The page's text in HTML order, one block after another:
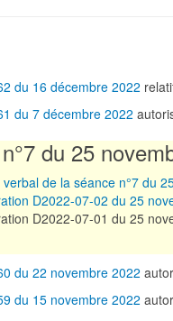
du 16 décembre 2022
du 7 décembre 2022
du 25
verbal de la séance n°7 du
D2022-07-02 du 25
D2022-07-01 du 25
du 22 novembre 2022
du 15 novembre 2022